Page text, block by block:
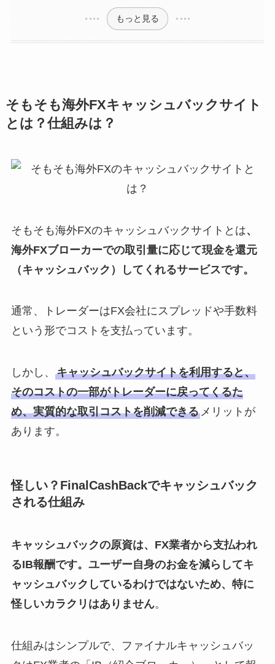
もっと見る
そもそも海外FXキャッシュバックサイト
とは？仕組みは？
そもそも海外FXのキャッシュバックサイトとは、
海外FXブローカーでの取引量に応じて現金を還元
（キャッシュバック）してくれるサービスです。
通常、トレーダーはFX会社にスプレッドや手数料
という形でコストを支払っています。
しかし、 キャッシュバックサイトを利用すると、
そのコストの一部がトレーダーに戻ってくるた
め、実質的な取引コストを削減できるメリットが
あります。
怪しい？FinalCashBackでキャッシュバック
される仕組み
キャッシュバックの原資は、FX業者から支払われ
るIB報酬です。ユーザー自身のお金を減らしてキ
ャッシュバックしているわけではないため、特に
怪しいカラクリはありません。
仕組みはシンプルで、ファイナルキャッシュバッ